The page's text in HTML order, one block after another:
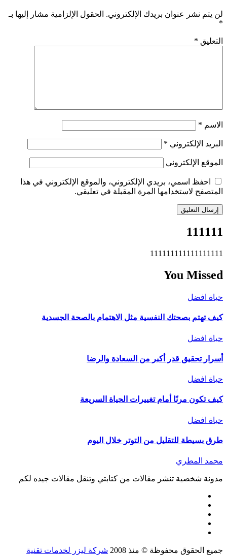
لن يتم نشر عنوان بريدك الإلكتروني. الحقول الإلزامية مشار إليها بـ
*
التعليق *
الاسم *
البريد الإلكتروني *
الموقع الإلكتروني
احفظ اسمي، بريدي الإلكتروني، والموقع الإلكتروني في هذا
المتصفح لاستخدامها المرة المقبلة في تعليقي.
111111
111111111111111111
You Missed
حياة افضل
كيف تهتم بصحتك النفسية مثل الاهتمام بالصحة الجسدية
حياة افضل
أسرار تحقيق قدر أكبر من السعادة والرضا
حياة افضل
كيف تكون مرنًا أمام تغييرات الحياة السريعة
حياة افضل
طرق بسيطة للتقليل من التوتر خلال اليوم
محمد المطري
مدونة شخصية تنشر مقالات من كتابتي وتنقل مقالات جيده لكم
جميع الحقوق محفوظة © منذ 2008
شركة ليزر لخدمات تقنية